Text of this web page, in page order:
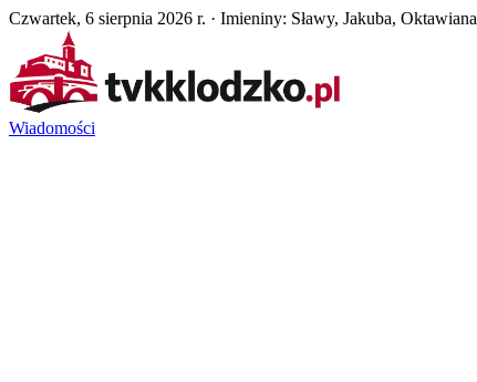
Czwartek, 6 sierpnia 2026 r. · Imieniny: Sławy, Jakuba, Oktawiana
Wiadomości